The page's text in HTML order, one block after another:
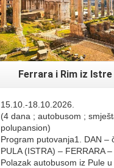
Ferrara i Rim iz Istre
15.10.-18.10.2026.
(4 dana ; autobusom ;
polupansion)
Program putovanja1. DAN –
PULA (ISTRA) – FERRARA –
Polazak autobusom iz Pule